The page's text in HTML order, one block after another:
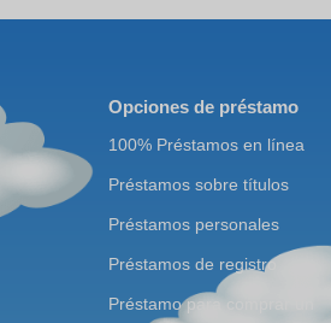
Opciones de préstamo
100% Préstamos en línea
Préstamos sobre títulos
Préstamos personales
Préstamos de registro
Préstamo para comprar un